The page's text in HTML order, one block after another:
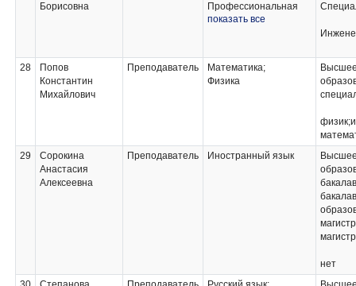
Борисовна
Профессиональная
компьютерная
Практические основы
бухгалтерского учета
источников
показать все
28
Попов
Константин
Михайлович
Преподаватель
Математика;
Физика
29
Сорокина
Анастасия
Алексеевна
Преподаватель Иностранный язык
магистр
нет